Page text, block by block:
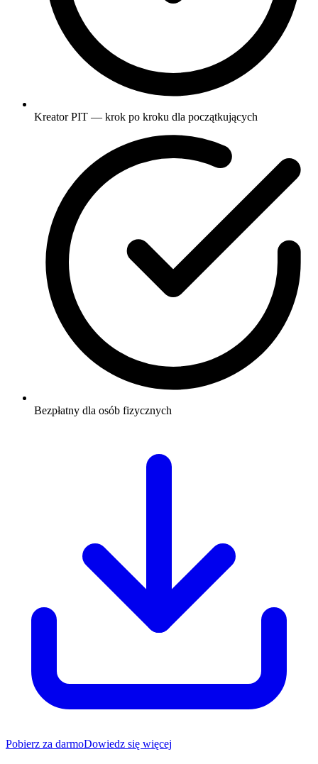
Kreator PIT — krok po kroku dla początkujących
Bezpłatny dla osób fizycznych
Pobierz za darmoDowiedz się więcej